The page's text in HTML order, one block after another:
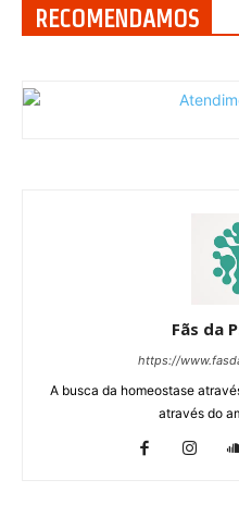
RECOMENDAMOS
Fãs da
https://
A busca da homeostase
através do